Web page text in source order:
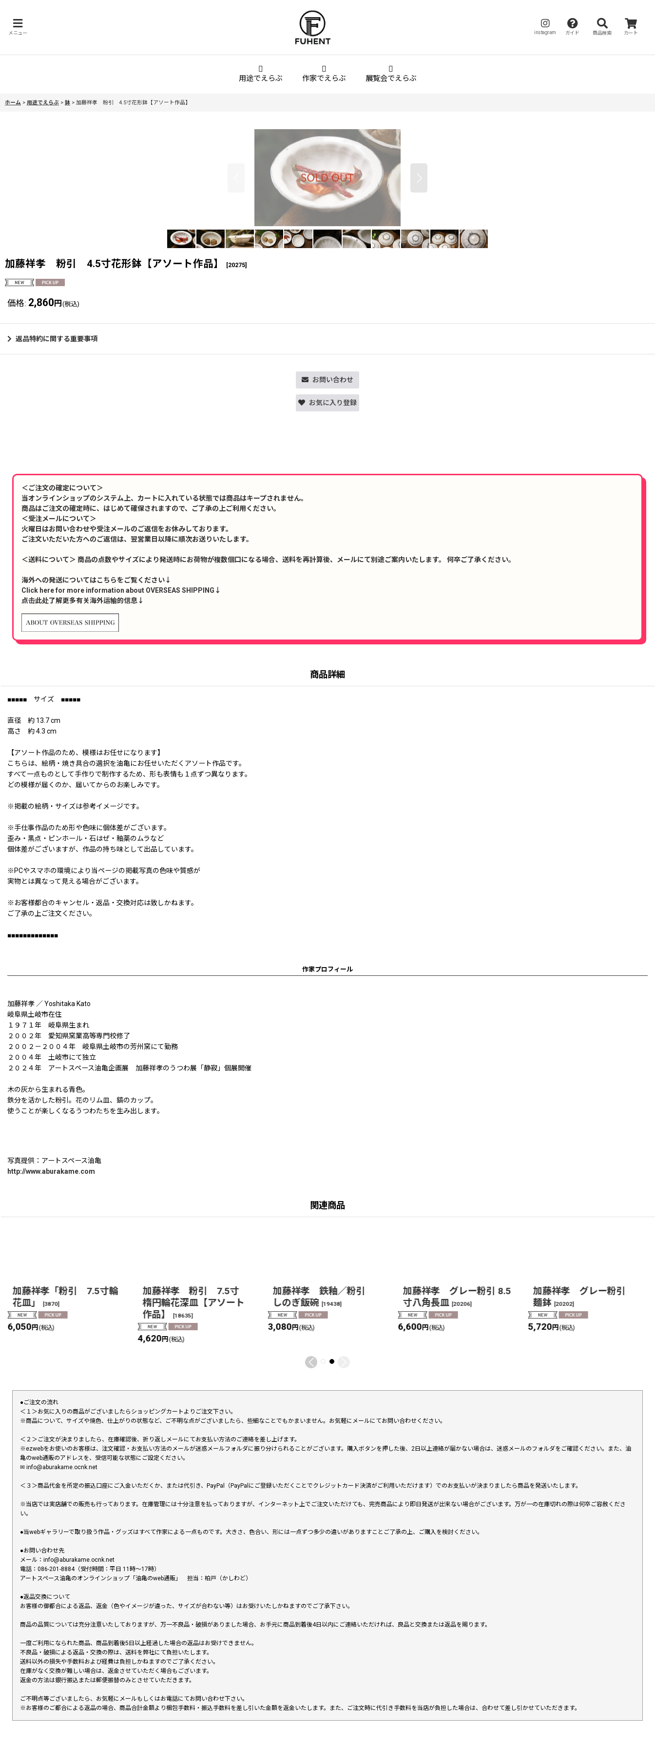
メニュー instagram ガイド 商品検索 カート
用途でえらぶ 作家でえらぶ 展覧会でえらぶ
ホーム > 用途でえらぶ > 鉢 > 加藤祥孝 粉引 4.5寸花形鉢【アソート作品】
加藤祥孝 粉引 4.5寸花形鉢【アソート作品】 [20275]
価格: 2,860 円 (税込)
返品特約に関する重要事項
お問い合わせ
お気に入り登録
＜ご注文の確定について＞
当オンラインショップのシステム上、カートに入れている状態では商品はキープされません。
商品はご注文の確定時に、はじめて確保されますので、ご了承の上ご利用ください。
＜受注メールについて＞
火曜日はお問い合わせや受注メールのご返信をお休みしております。
ご注文いただいた方へのご返信は、翌営業日以降に順次お送りいたします。
＜送料について＞ 商品の点数やサイズにより発送時にお荷物が複数個口になる場合、送料を再計算後、メールにて別途ご案内いたします。 何卒ご了承ください。
海外への発送についてはこちらをご覧ください↓
Click here for more information about OVERSEAS SHIPPING↓
点击此处了解更多有关海外运输的信息↓
商品詳細
■■■■■ サイズ ■■■■■
直径 約 13.7 cm
高さ 約 4.3 cm
【アソート作品のため、模様はお任せになります】
こちらは、絵柄・焼き具合の選択を油亀にお任せいただくアソート作品です。
すべて一点ものとして手作りで制作するため、形も表情も１点ずつ異なります。
どの模様が届くのか、届いてからのお楽しみです。
※掲載の絵柄・サイズは参考イメージです。
※手仕事作品のため形や色味に個体差がございます。
歪み・黒点・ピンホール・石はぜ・釉薬のムラなど
個体差がございますが、作品の持ち味として出品しています。
※PCやスマホの環境により当ページの掲載写真の色味や質感が
実物とは異なって見える場合がございます。
※お客様都合のキャンセル・返品・交換対応は致しかねます。
ご了承の上ご注文ください。
■■■■■■■■■■■■■
作家プロフィール
加藤祥孝 ／ Yoshitaka Kato
岐阜県土岐市在住
１９７１年 岐阜県生まれ
２００２年 愛知県窯業高等専門校修了
２００２－２００４年 岐阜県土岐市の芳州窯にて勤務
２００４年 土岐市にて独立
２０２４年 アートスペース油亀企画展 加藤祥孝のうつわ展「静寂」個展開催
木の灰から生まれる青色。
鉄分を活かした粉引。花のリム皿、鎬のカップ。
使うことが楽しくなるうつわたちを生み出します。
写真提供：アートスペース油亀
http://www.aburakame.com
関連商品
加藤祥孝「粉引 7.5寸輪
花皿」
[3870]
6,050円 (税込)
加藤祥孝 粉引 7.5寸
楕円輪花深皿【アソート
作品】
[18635]
4,620円 (税込)
加藤祥孝 鉄釉／粉引
しのぎ飯碗 [19438]
3,080円 (税込)
加藤祥孝 グレー粉引 8.5
寸八角長皿 [20206]
6,600円 (税込)
加藤祥孝 グレー粉引
麺鉢 [20202]
5,720円 (税込)
●ご注文の流れ
＜１＞お気に入りの商品がございましたらショッピングカートよりご注文下さい。
※商品について、サイズや焼色、仕上がりの状態など、ご不明な点がございましたら、些細なことでもかまいません。お気軽にメールにてお問い合わせください。
＜２＞ご注文が決まりましたら、在庫確認後、折り返しメールにてお支払い方法のご連絡を差し上げます。
※ezwebをお使いのお客様は、注文確認・お支払い方法のメールが迷惑メールフォルダに振り分けられることがございます。購入ボタンを押した後、2日以上連絡が届かない場合は、迷惑メールのフォルダをご確認ください。また、油
亀のweb通販のアドレスを、受信可能な状態にご設定ください。
✉︎ info@aburakame.ocnk.net
＜３＞商品代金を所定の振込口座にご入金いただくか、または代引き、PayPal（PayPalにご登録いただくことでクレジットカード決済がご利用いただけます）でのお支払いが決まりましたら商品を発送いたします。
※当店では実店舗での販売も行っております。在庫管理には十分注意を払っておりますが、インターネット上でご注文いただけても、完売商品により即日発送が出来ない場合がございます。万が一の在庫切れの際は何卒ご容赦くださ
い。
●当webギャラリーで取り扱う作品・グッズはすべて作家による一点ものです。大きさ、色合い、形には一点ずつ多少の違いがありますことご了承の上、ご購入を検討ください。
●お問い合わせ先
メール：info@aburakame.ocnk.net
電話：086-201-8884（受付時間：平日 11時〜17時）
アートスペース油亀のオンラインショップ「油亀のweb通販」 担当：柏戸（かしわど）
●返品交換について
お客様の御都合による返品、返金（色やイメージが違った、サイズが合わない等）はお受けいたしかねますのでご了承下さい。
商品の品質については充分注意いたしておりますが、万一不良品・破損がありました場合、お手元に商品到着後4日以内にご連絡いただければ、良品と交換または返品を賜ります。
一度ご利用になられた商品、商品到着後5日以上経過した場合の返品はお受けできません。
不良品・破損による返品・交換の際は、送料を弊社にて負担いたします。
送料以外の損失や手数料および経費は負担しかねますのでご了承ください。
在庫がなく交換が難しい場合は、返金させていただく場合もございます。
返金の方法は銀行振込または郵便振替のみとさせていただきます。
ご不明点等ございましたら、お気軽にメールもしくはお電話にてお問い合わせ下さい。
※お客様のご都合による返品の場合、商品合計金額より梱包手数料・振込手数料を差し引いた金額を返金いたします。また、ご注文時に代引き手数料を当店が負担した場合は、合わせて差し引かせていただきます。